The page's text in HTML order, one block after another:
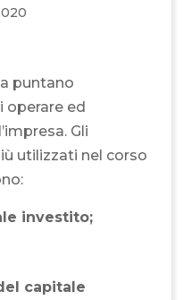
puntano
operare ed
Gli
utilizzati nel corso
investito;
capitale